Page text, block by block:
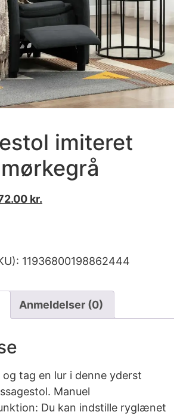
imiteret
kr.
11936800198862444
Anmeldelser (0)
tag en lur i denne yderst
Manuel
Du kan indstille ryglænet